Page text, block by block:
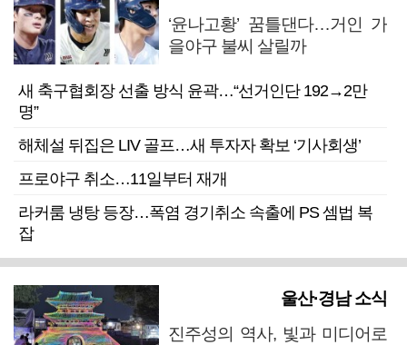
‘윤나고황’ 꿈틀댄다…거인 가
을야구 불씨 살릴까
새 축구협회장 선출 방식 윤곽…“선거인단 192→2만
명”
해체설 뒤집은 LIV 골프…새 투자자 확보 ‘기사회생’
프로야구 취소…11일부터 재개
라커룸 냉탕 등장…폭염 경기취소 속출에 PS 셈법 복
잡
울산·경남 소식
진주성의 역사, 빛과 미디어로